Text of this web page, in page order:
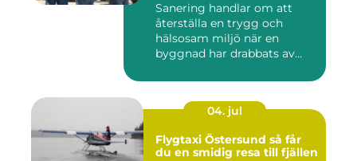
Sanering handlar om att
återställa en trygg och
hälsosam miljö när en
byggnad har drabbats av
04. jul
Flygtaxi Östersund så får
du en smidig resa till fjällen